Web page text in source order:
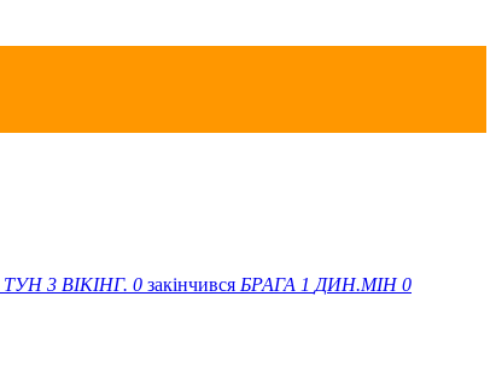
ТУН 3 ВІКІНГ. 0 закінчився БРАГА 1 ДИН.МІН 0